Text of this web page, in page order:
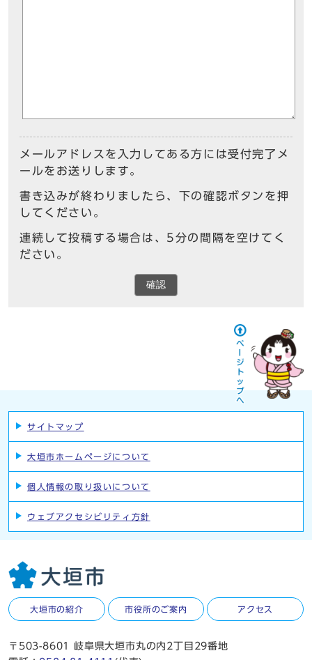
メールアドレスを入力してある方には受付完了メ
ールをお送りします。
書き込みが終わりましたら、下の確認ボタンを押
してください。
連続して投稿する場合は、5分の間隔を空けてく
ださい。
確認
サイトマップ
大垣市ホームページについて
個人情報の取り扱いについて
ウェブアクセシビリティ方針
大垣市の紹介 市役所のご案内 アクセス
〒503-8601 岐阜県大垣市丸の内2丁目29番地